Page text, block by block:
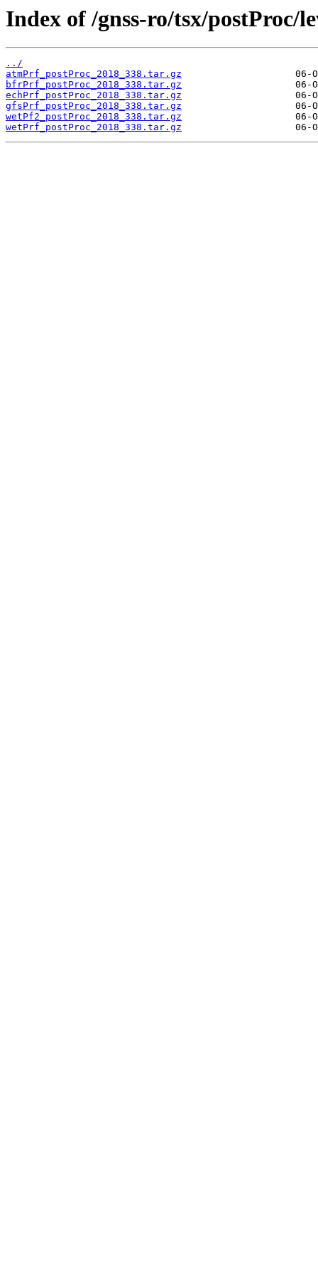
Index of /gnss-ro/tsx/postProc/
../
atmPrf_postProc_2018_338.tar.gz
bfrPrf_postProc_2018_338.tar.gz
echPrf_postProc_2018_338.tar.gz
gfsPrf_postProc_2018_338.tar.gz
wetPf2_postProc_2018_338.tar.gz
wetPrf_postProc_2018_338.tar.gz